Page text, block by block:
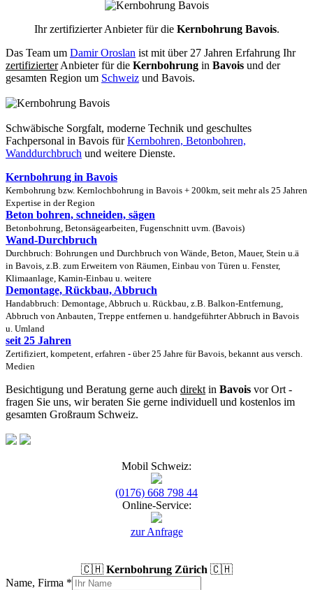
Ihr zertifizierter Anbieter für die Kernbohrung Bavois.
Das Team um Damir Oroslan ist mit über 27 Jahren Erfahrung Ihr
zertifizierterAnbieter für die Kernbohrung in Bavois und der
gesamten Region um Schweiz und Bavois.
Schwäbische Sorgfalt, moderne Technik und geschultes
Fachpersonal in Bavois fürKernbohren, Betonbohren,
Wanddurchbruch und weitere Dienste.
Kernbohrung in Bavois
Kernbohrung bzw. Kernlochbohrung in Bavois + 200km, seit mehr als 25 Jahren
Expertise in der Region
Beton bohren, schneiden, sägen
Betonbohrung, Betonsägearbeiten, Fugenschnitt uvm. (Bavois)
Wand-Durchbruch
Durchbruch: Bohrungen und Durchbruch von Wände, Beton, Mauer, Stein u.ä
in Bavois, z.B. zum Erweitern von Räumen, Einbau von Türen u. Fenster,
Klimaanlage, Kamin-Einbau u. weitere
Demontage, Rückbau, Abbruch
Handabbruch: Demontage, Abbruch u. Rückbau, z.B. Balkon-Entfernung,
Abbruch von Anbauten, Treppe entfernen u. handgeführter Abbruch in Bavois
u. Umland
seit 25 Jahren
Zertifiziert, kompetent, erfahren - über 25 Jahre für Bavois, bekannt aus versch.
Medien
Besichtigung und Beratung gerne auch direkt in Bavois vor Ort -
fragen Sie uns, wir beraten Sie gerne individuell und kostenlos im
gesamten Großraum Schweiz.
Mobil Schweiz:
(0176) 668 798 44
Online-Service:
zur Anfrage
🇨🇭 Kernbohrung Zürich 🇨🇭
Name, Firma *